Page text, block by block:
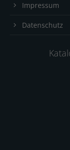
Impressum
Datenschutz